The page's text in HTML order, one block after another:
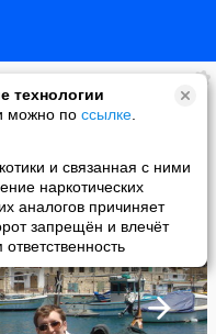
технологии
можно по ссылке
и связанная с ними
наркотических
аналогов причиняет
запрещён и влечёт